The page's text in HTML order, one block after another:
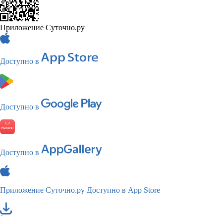
Приложение Суточно.ру
Доступно в
Доступно в
Доступно в
Приложение Суточно.ру Доступно в App Store